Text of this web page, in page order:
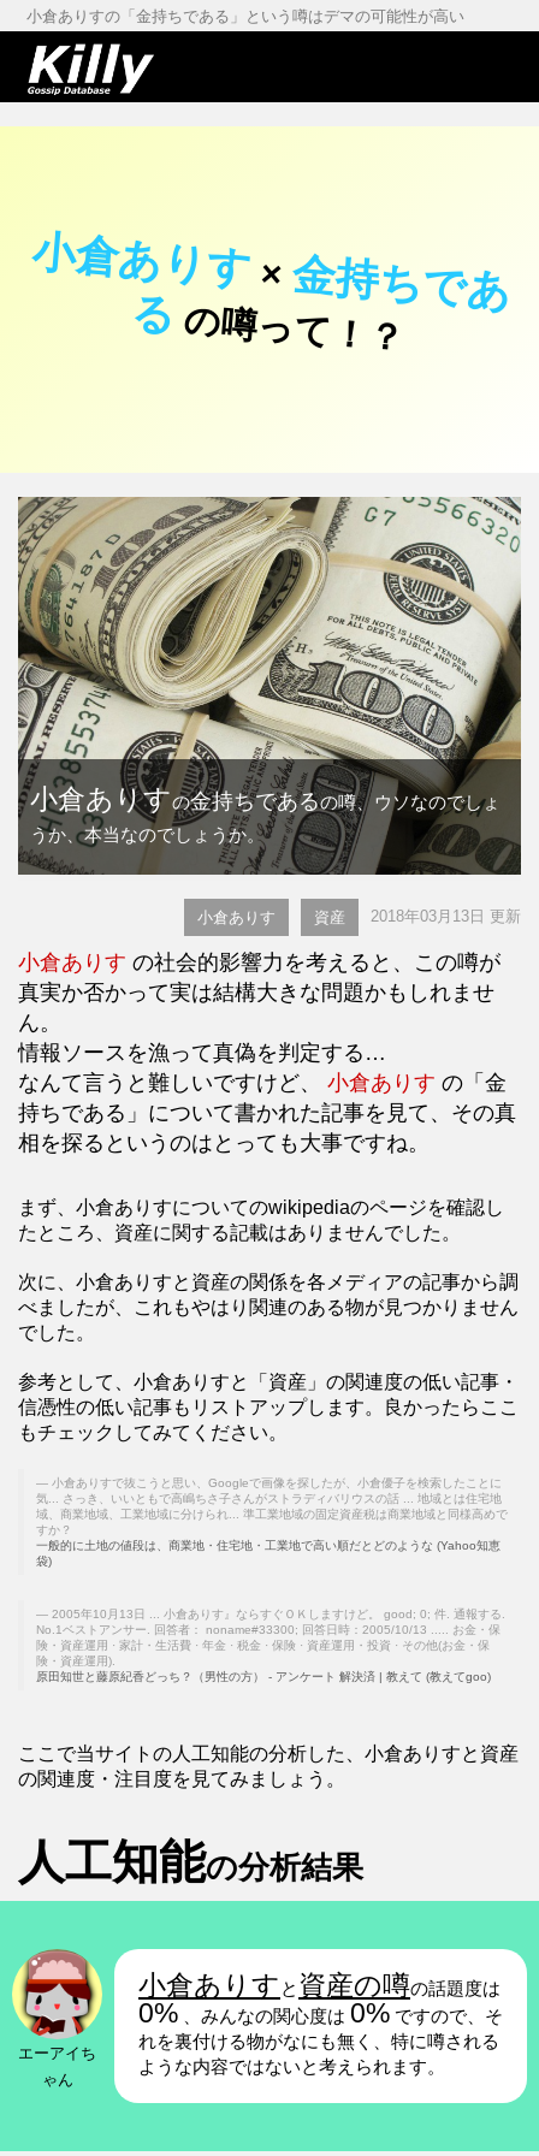
小倉ありすの「金持ちである」という噂はデマの可能性が高い
小倉ありす×金
持
ち
で
あ
る の噂って！？
小倉ありすの金持ちであるの噂、ウソなのでしょ
うか、本当なのでしょうか。
小倉ありす 資産 2018年03月13日 更新
小倉ありす の社会的影響力を考えると、この噂が
真実か否かって実は結構大きな問題かもしれませ
ん。
情報ソースを漁って真偽を判定する…
なんて言うと難しいですけど、 小倉ありす の「金
持ちである」について書かれた記事を見て、その真
相を探るというのはとっても大事ですね。
まず、小倉ありすについてのwikipediaのページを確認し
たところ、資産に関する記載はありませんでした。
次に、小倉ありすと資産の関係を各メディアの記事から調
べましたが、これもやはり関連のある物が見つかりません
でした。
参考として、小倉ありすと「資産」の関連度の低い記事・
信憑性の低い記事もリストアップします。良かったらここ
もチェックしてみてください。
小倉ありすで抜こうと思い、Googleで画像を探したが、小倉優子を検索したことに
気... さっき、いいともで高嶋ちさ子さんがストラディバリウスの話 ... 地域とは住宅地
域、商業地域、工業地域に分けられ... 準工業地域の固定資産税は商業地域と同様高めで
すか？
一般的に土地の値段は、商業地・住宅地・工業地で高い順だとどのような (Yahoo知恵
袋)
2005年10月13日 ... 小倉ありす』ならすぐＯＫしますけど。 good; 0; 件. 通報する.
No.1ベストアンサー. 回答者： noname#33300; 回答日時：2005/10/13 ..... お金・保
険・資産運用 · 家計・生活費 · 年金 · 税金 · 保険 · 資産運用・投資 · その他(お金・保
険・資産運用).
原田知世と藤原紀香どっち？（男性の方） - アンケート 解決済 | 教えて (教えてgoo)
ここで当サイトの人工知能の分析した、小倉ありすと資産
の関連度・注目度を見てみましょう。
人工知能の分析結果
エーアイち
ゃん
小倉ありす と 資産の噂の話題度は
0% 、みんなの関心度は 0% ですので、そ
れを裏付ける物がなにも無く、特に噂される
ような内容ではないと考えられます。